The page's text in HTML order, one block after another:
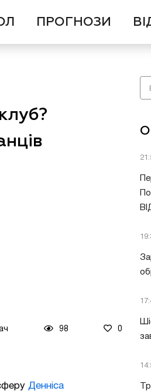
ПРОГНОЗИ
98 0
Денніса